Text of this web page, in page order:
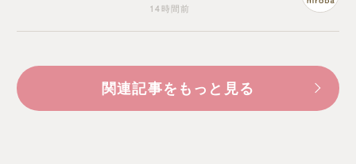
14時間前
関連記事をもっと見る